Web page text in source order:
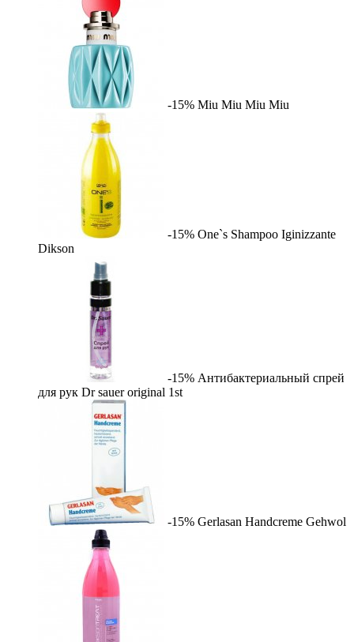
-15% Miu Miu Miu Miu
-15% One`s Shampoo Iginizzante
Dikson
-15% Антибактериальный спрей
для рук Dr sauer original 1st
-15% Gerlasan Handcreme Gehwol